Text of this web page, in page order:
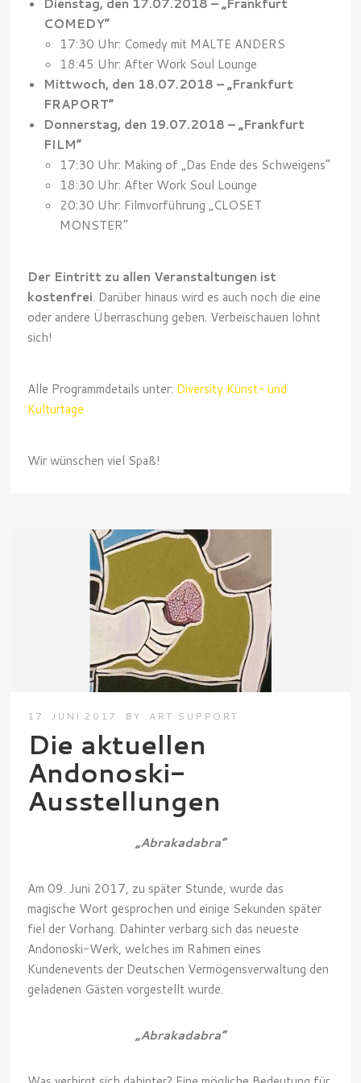
Dienstag, den 17.07.2018 – „Frankfurt
COMEDY“
17:30 Uhr: Comedy mit MALTE ANDERS
18:45 Uhr: After Work Soul Lounge
Mittwoch, den 18.07.2018 – „Frankfurt
FRAPORT“
Donnerstag, den 19.07.2018 – „Frankfurt
FILM“
17:30 Uhr: Making of „Das Ende des Schweigens“
18:30 Uhr: After Work Soul Lounge
20:30 Uhr: Filmvorführung „CLOSET
MONSTER“
Der Eintritt zu allen Veranstaltungen ist
kostenfrei. Darüber hinaus wird es auch noch die eine
oder andere Überraschung geben. Verbeischauen lohnt
sich!
Alle Programmdetails unter: Diversity Kunst- und
Kulturtage
Wir wünschen viel Spaß!
17. JUNI 2017 BY ART SUPPORT
Die aktuellen
Andonoski-
Ausstellungen
„Abrakadabra“
Am 09. Juni 2017, zu später Stunde, wurde das
magische Wort gesprochen und einige Sekunden später
fiel der Vorhang. Dahinter verbarg sich das neueste
Andonoski-Werk, welches im Rahmen eines
Kundenevents der Deutschen Vermögensverwaltung den
geladenen Gästen vorgestellt wurde.
„Abrakadabra“